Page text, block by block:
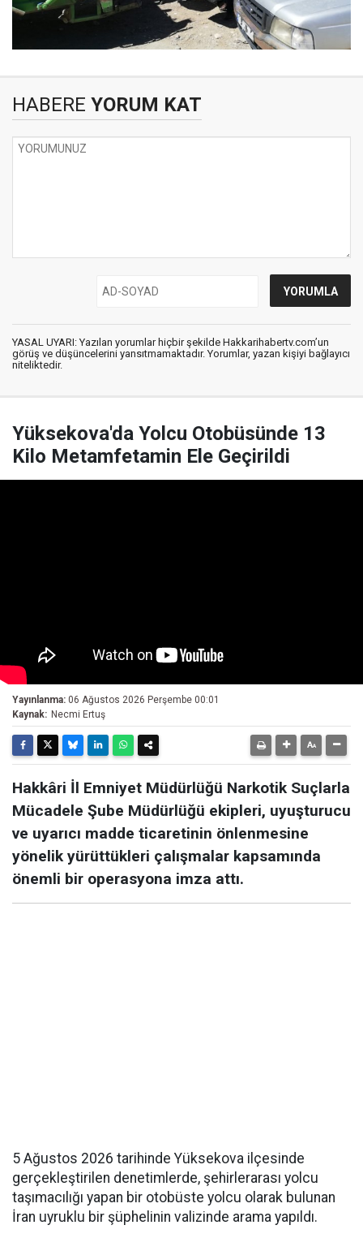
HABERE YORUM KAT
YASAL UYARI: Yazılan yorumlar hiçbir şekilde Hakkarihabertv.com’un
görüş ve düşüncelerini yansıtmamaktadır. Yorumlar, yazan kişiyi bağlayıcı
niteliktedir.
Yüksekova'da Yolcu Otobüsünde 13
Kilo Metamfetamin Ele Geçirildi
Yayınlanma: 06 Ağustos 2026 Perşembe 00:01
Kaynak: Necmi Ertuş
Hakkâri İl Emniyet Müdürlüğü Narkotik Suçlarla
Mücadele Şube Müdürlüğü ekipleri, uyuşturucu
ve uyarıcı madde ticaretinin önlenmesine
yönelik yürüttükleri çalışmalar kapsamında
önemli bir operasyona imza attı.
5 Ağustos 2026 tarihinde Yüksekova ilçesinde
gerçekleştirilen denetimlerde, şehirlerarası yolcu
taşımacılığı yapan bir otobüste yolcu olarak bulunan
İran uyruklu bir şüphelinin valizinde arama yapıldı.